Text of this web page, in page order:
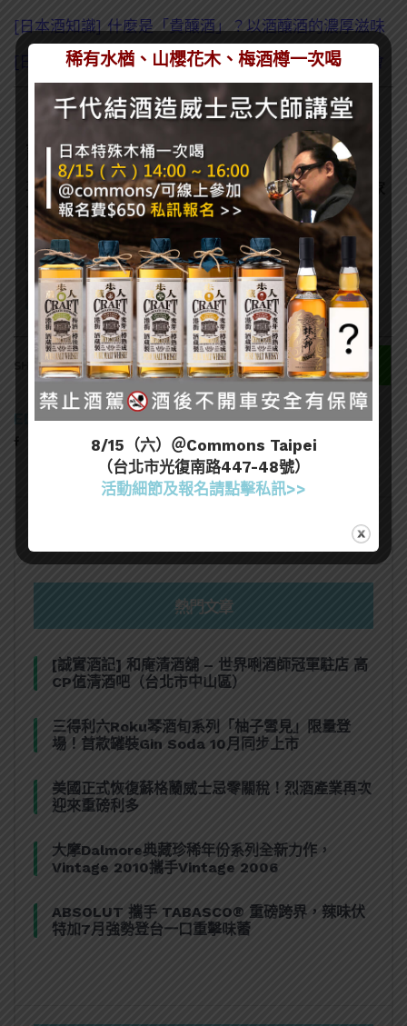
[日本酒知識] 什麼是「貴釀酒」？以酒釀酒的濃厚滋味
[日本酒知識] 清酒獎項與競賽大解析- 全國新酒鑑評會
訂閱一飲樂酒誌電子報
喜歡我們的內容嗎？在此訂閱電子報，掌握最新酒聞和獨家
會員優惠吧！
0
SHARES
EDITOR
熱門文章
[誠實酒記] 和庵清酒舖 – 世界唎酒師冠軍駐店 高
CP值清酒吧（台北市中山區）
三得利六Roku琴酒旬系列「柚子雪見」限量登
場！首款罐裝Gin Soda 10月同步上市
美國正式恢復蘇格蘭威士忌零關稅！烈酒產業再次
迎來重磅利多
大摩Dalmore典藏珍稀年份系列全新力作，
Vintage 2010攜手Vintage 2006
ABSOLUT 攜手 TABASCO® 重磅跨界，辣味伏
特加7月強勢登台一口重擊味蕾
稀有水楢、山櫻花木、梅酒樽一次喝
8/15（六）＠Commons Taipei
（台北市光復南路447-48號）
活動細節及報名請點擊私訊>>